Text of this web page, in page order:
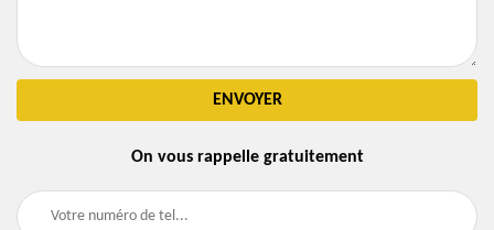
On vous rappelle gratuitement